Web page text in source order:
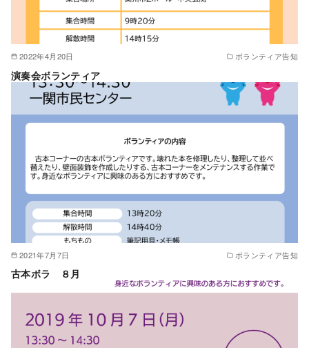
2022年4月20日 ボランティア告知
演奏会ボランティア
2021年7月7日 ボランティア告知
古本ボラ ８月